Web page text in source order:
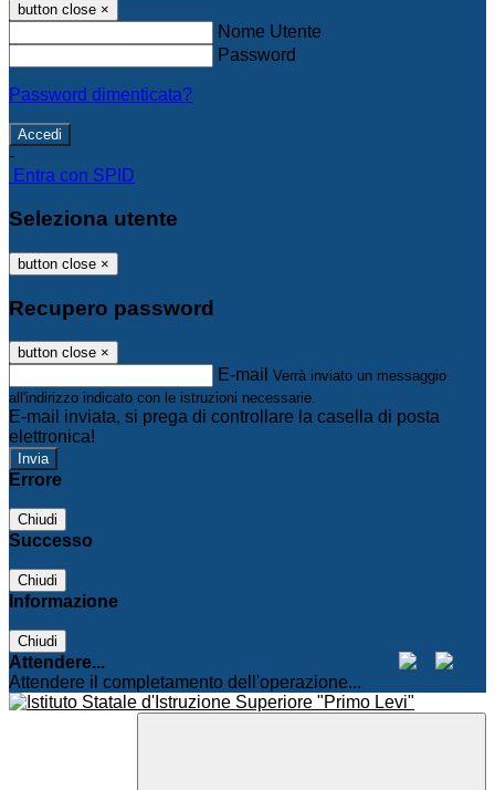
button close ×
Nome Utente
Password
Password dimenticata?
-
Entra con SPID
Seleziona utente
button close ×
Recupero password
button close ×
E-mail Verrà inviato un messaggio
all'indirizzo indicato con le istruzioni necessarie.
E-mail inviata, si prega di controllare la casella di posta
elettronica!
Errore
Chiudi
Successo
Chiudi
Informazione
Chiudi
Attendere...
Attendere il completamento dell'operazione...